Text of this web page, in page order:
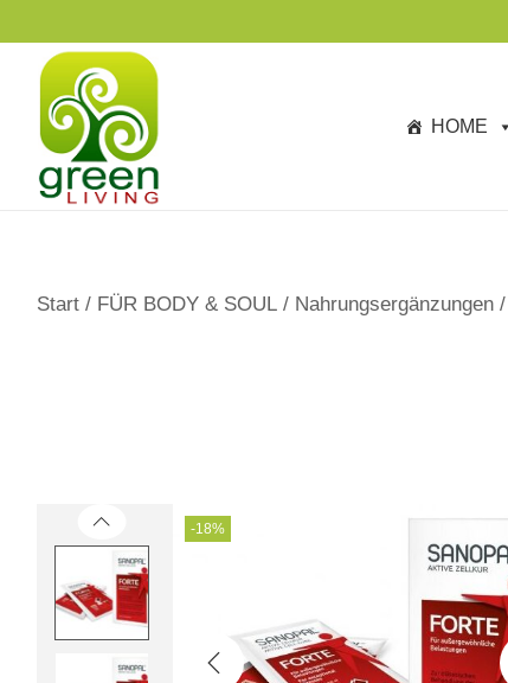
p
HOME
Start / FÜR BODY & SOUL / Nahrungsergänzungen /
-18%